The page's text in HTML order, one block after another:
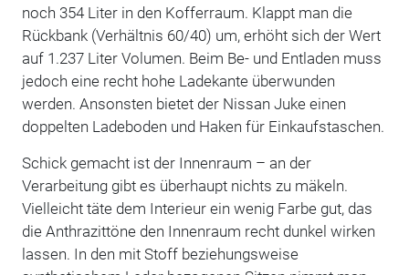
noch 354 Liter in den Kofferraum. Klappt man die
Rückbank (Verhältnis 60/40) um, erhöht sich der Wert
auf 1.237 Liter Volumen. Beim Be- und Entladen muss
jedoch eine recht hohe Ladekante überwunden
werden. Ansonsten bietet der Nissan Juke einen
doppelten Ladeboden und Haken für Einkaufstaschen.
Schick gemacht ist der Innenraum – an der
Verarbeitung gibt es überhaupt nichts zu mäkeln.
Vielleicht täte dem Interieur ein wenig Farbe gut, das
die Anthrazittöne den Innenraum recht dunkel wirken
lassen. In den mit Stoff beziehungsweise